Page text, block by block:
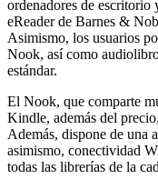
ordenadores de escritorio
eReader de Barnes &
Asimismo, los usuarios
Nook, así como
estándar.
El Nook, que comparte
Kindle, además del
Además, dispone de una
asimismo, conectividad
todas las librerías de la